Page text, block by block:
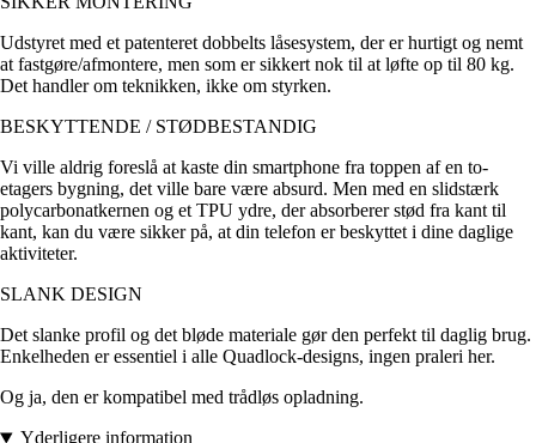
Udstyret med et patenteret dobbelts låsesystem, der er hurtigt og nemt
at fastgøre/afmontere, men som er sikkert nok til at løfte op til 80 kg.
Det handler om teknikken, ikke om styrken.
BESKYTTENDE / STØDBESTANDIG
Vi ville aldrig foreslå at kaste din smartphone fra toppen af en to-
etagers bygning, det ville bare være absurd. Men med en slidstærk
polycarbonatkernen og et TPU ydre, der absorberer stød fra kant til
kant, kan du være sikker på, at din telefon er beskyttet i dine daglige
aktiviteter.
SLANK DESIGN
Det slanke profil og det bløde materiale gør den perfekt til daglig brug.
Enkelheden er essentiel i alle Quadlock-designs, ingen praleri her.
Og ja, den er kompatibel med trådløs opladning.
Yderligere information